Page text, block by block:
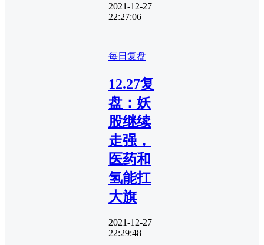
2021-12-27
22:27:06
每日复盘
12.27复
盘：妖
股继续
走强，
医药和
氢能扛
大旗
2021-12-27
22:29:48